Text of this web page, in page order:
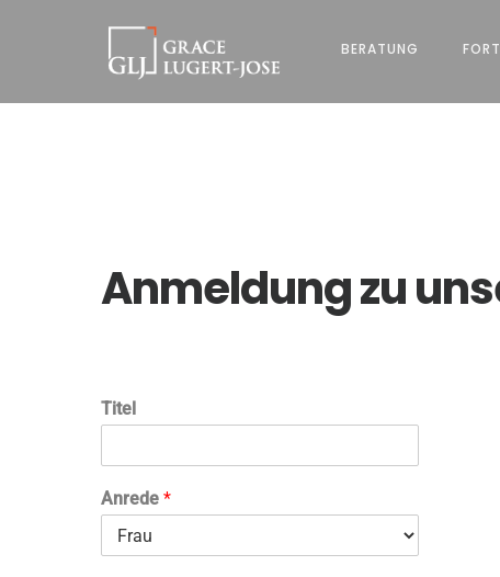
BERATUNG
Anmeldung zu
k
o
t
e
n
r
Titel
Anrede *